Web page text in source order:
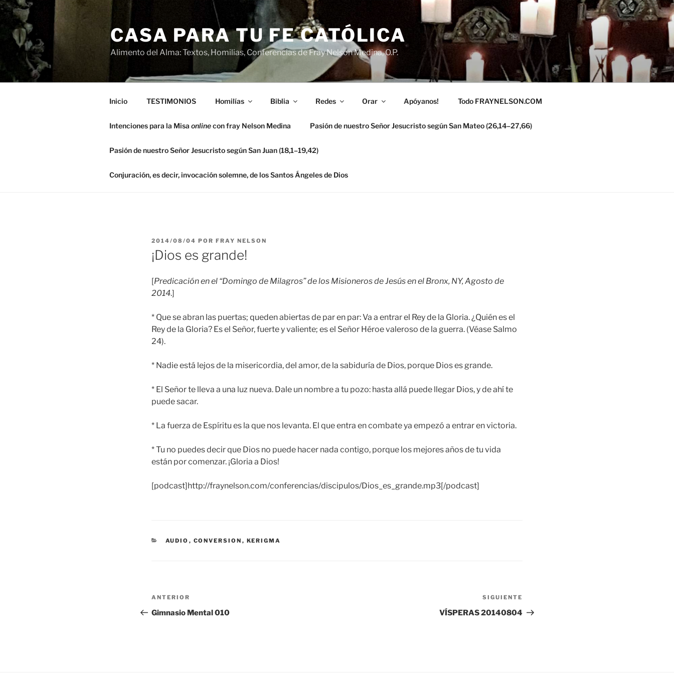
Saltar
contenido
CASA PARA TU FE CATÓLICA
Alimento del Alma: Textos, Homilias, Conferencias de Fray Nelson Medina, O.P.
Inicio TESTIMONIOS Homilías Biblia Redes Orar Apóyanos! Todo FRAYNELSON.COM
Intenciones para la Misa onlinecon fray Nelson Medina Pasión de nuestro Señor Jesucristo según San Mateo (26,14–27,66)
Pasión de nuestro Señor Jesucristo según San Juan (18,1–19,42)
Conjuración, es decir, invocación solemne, de los Santos Ángeles de Dios
PUBLICADO
EL
2014/08/04 POR FRAY NELSON
¡Dios es grande!
[Predicación en el “Domingo de Milagros” de los Misioneros de Jesús en el Bronx, NY, Agosto de
2014.]
* Que se abran las puertas; queden abiertas de par en par: Va a entrar el Rey de la Gloria. ¿Quién es el
Rey de la Gloria? Es el Señor, fuerte y valiente; es el Señor Héroe valeroso de la guerra. (Véase Salmo
24).
* Nadie está lejos de la misericordia, del amor, de la sabiduría de Dios, porque Dios es grande.
* El Señor te lleva a una luz nueva. Dale un nombre a tu pozo: hasta allá puede llegar Dios, y de ahí te
puede sacar.
* La fuerza de Espíritu es la que nos levanta. El que entra en combate ya empezó a entrar en victoria.
* Tu no puedes decir que Dios no puede hacer nada contigo, porque los mejores años de tu vida
están por comenzar. ¡Gloria a Dios!
[podcast]http://fraynelson.com/conferencias/discipulos/Dios_es_grande.mp3[/podcast]
CATEGORÍAS
AUDIO , CONVERSION , KERIGMA
Navegación
de
Entrada
anterior:
ANTERIOR
Gimnasio Mental 010
entrada
SIGUIENTE
VÍSPERAS 20140804